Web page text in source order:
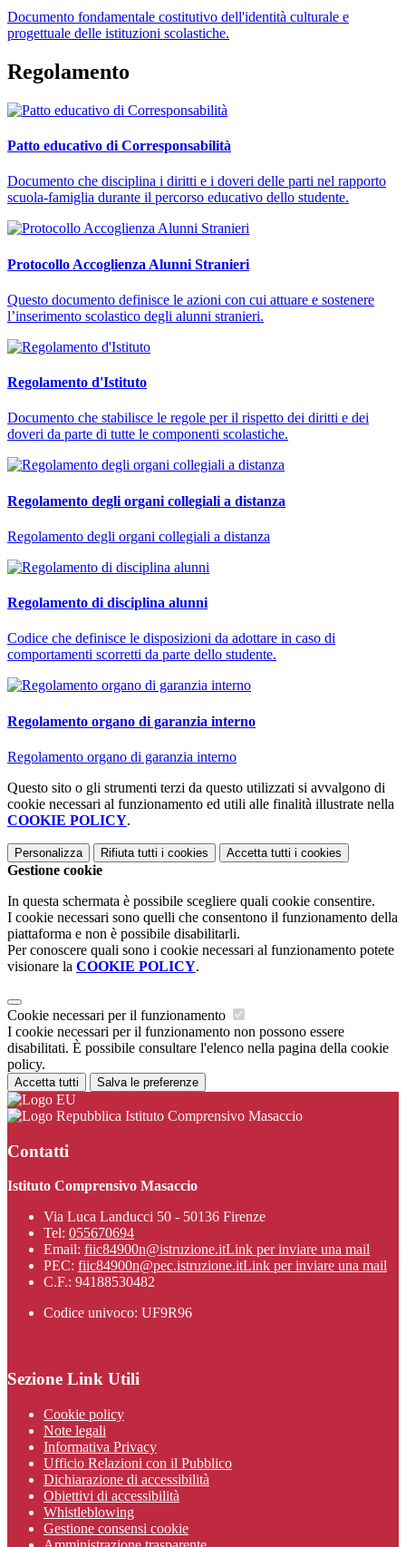
Documento fondamentale costitutivo dell'identità culturale e
progettuale delle istituzioni scolastiche.
Regolamento
Patto educativo di Corresponsabilità
Documento che disciplina i diritti e i doveri delle parti nel rapporto
scuola-famiglia durante il percorso educativo dello studente.
Protocollo Accoglienza Alunni Stranieri
Questo documento definisce le azioni con cui attuare e sostenere
l’inserimento scolastico degli alunni stranieri.
Regolamento d'Istituto
Documento che stabilisce le regole per il rispetto dei diritti e dei
doveri da parte di tutte le componenti scolastiche.
Regolamento degli organi collegiali a distanza
Regolamento degli organi collegiali a distanza
Regolamento di disciplina alunni
Codice che definisce le disposizioni da adottare in caso di
comportamenti scorretti da parte dello studente.
Regolamento organo di garanzia interno
Regolamento organo di garanzia interno
Questo sito o gli strumenti terzi da questo utilizzati si avvalgono di
cookie necessari al funzionamento ed utili alle finalità illustrate nella
COOKIE POLICY.
Personalizza Rifiuta tutti i cookies Accetta tutti i cookies
Gestione cookie
In questa schermata è possibile scegliere quali cookie consentire.
I cookie necessari sono quelli che consentono il funzionamento della
piattaforma e non è possibile disabilitarli.
Per conoscere quali sono i cookie necessari al funzionamento potete
visionare la COOKIE POLICY.
Cookie necessari per il funzionamento
I cookie necessari per il funzionamento non possono essere
disabilitati. È possibile consultare l'elenco nella pagina della cookie
policy.
Accetta tutti Salva le preferenze
Istituto Comprensivo Masaccio
Contatti
Istituto Comprensivo Masaccio
Via Luca Landucci 50 - 50136 Firenze
Tel: 055670694
Email: fiic84900n@istruzione.itLink per inviare una mail
PEC: fiic84900n@pec.istruzione.itLink per inviare una mail
C.F.: 94188530482
Codice univoco: UF9R96
Sezione Link Utili
Cookie policy
Note legali
Informativa Privacy
Ufficio Relazioni con il Pubblico
Dichiarazione di accessibilità
Obiettivi di accessibilità
Whistleblowing
Gestione consensi cookie